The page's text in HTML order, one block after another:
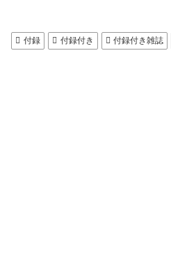
付録 付録付き 付録付き雑誌